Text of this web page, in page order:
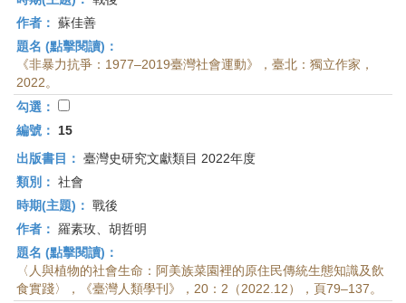
作者： 蘇佳善
題名 (點擊閱讀)：
《非暴力抗爭：1977–2019臺灣社會運動》，臺北：獨立作家，
2022。
勾選：
編號：
15
出版書目： 臺灣史研究文獻類目 2022年度
類別： 社會
時期(主題)： 戰後
作者： 羅素玫、胡哲明
題名 (點擊閱讀)：
〈人與植物的社會生命：阿美族菜園裡的原住民傳統生態知識及飲
食實踐〉，《臺灣人類學刊》，20：2（2022.12），頁79–137。